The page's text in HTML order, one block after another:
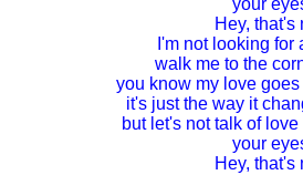
your
Hey, that's
I'm not looking for
walk me to the
you know my love
it's just the way it
but let's not talk of
your
Hey, that's